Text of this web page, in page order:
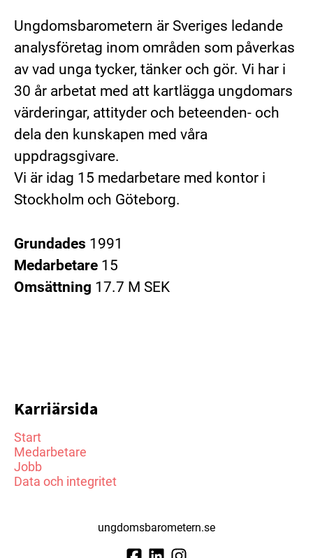
Ungdomsbarometern är Sveriges ledande
analysföretag inom områden som påverkas
av vad unga tycker, tänker och gör. Vi har i
30 år arbetat med att kartlägga ungdomars
värderingar, attityder och beteenden- och
dela den kunskapen med våra
uppdragsgivare.
Vi är idag 15 medarbetare med kontor i
Stockholm och Göteborg.
Grundades 1991
Medarbetare 15
Omsättning 17.7 M SEK
Karriärsida
Start
Medarbetare
Jobb
Data och integritet
ungdomsbarometern.se